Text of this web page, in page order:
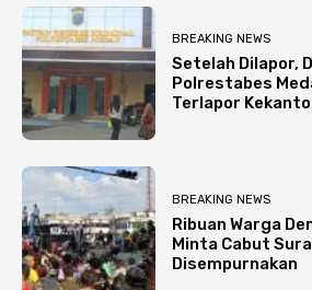
BREAKING NEWS
Setelah Dilapor,
Polrestabes
Terlapor
BREAKING NEWS
Ribuan Warga
Minta Cabut
Disempurnakan